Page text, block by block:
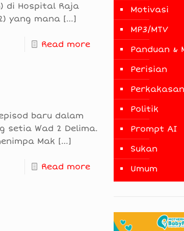
di Hospital Raja
yang mana […]
Read more
baru dalam
setia Wad 2 Delima.
Mak […]
Read more
Motivasi
MP3/MTV
Panduan &
Perisian
Perkakasan
Politik
Prompt AI
Sukan
Umum